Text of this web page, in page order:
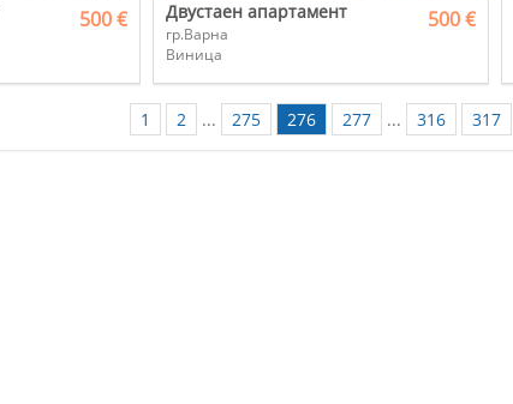
500 € Двустаен апартамент
гр.Варна
Виница
500 €
1 2 ... 275 276 277 ... 316 317